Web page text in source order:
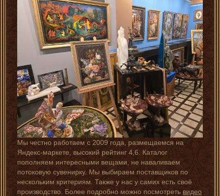
Мы честно работаем с 2009 года, размещаемся на
Яндекс-маркете, высокий рейтинг 4,6. Каталог
пополняем интересными вещами, не наваливаем
потоковую сувенирку. Мы выбираем поставщиков по
нескольким критериям. Также у нас у самих есть своё
производство. Более подробно можно посмотретьвидео